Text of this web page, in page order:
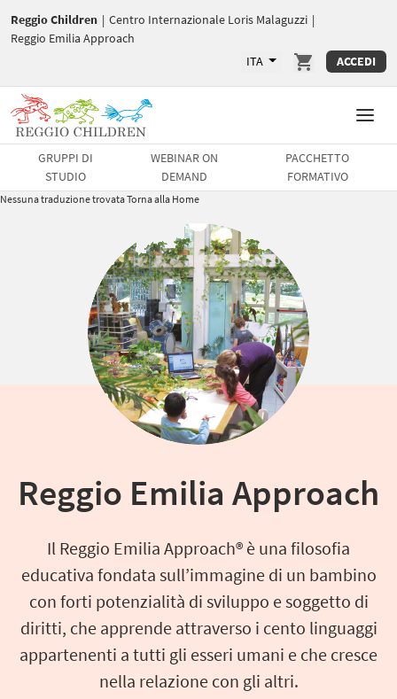
Reggio Children | Centro Internazionale Loris Malaguzzi |
Reggio Emilia Approach
ITA
ACCEDI
GRUPPI DI
STUDIO
WEBINAR ON
DEMAND
PACCHETTO
FORMATIVO
Nessuna traduzione trovataTorna alla Home
Reggio Emilia Approach
Il Reggio Emilia Approach® è una filosofia
educativa fondata sull’immagine di un bambino
con forti potenzialità di sviluppo e soggetto di
diritti, che apprende attraverso i cento linguaggi
appartenenti a tutti gli esseri umani e che cresce
nella relazione con gli altri.